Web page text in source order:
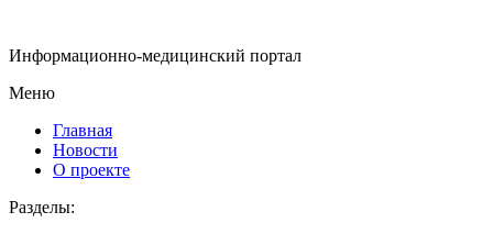
Информационно-медицинский портал
Меню
Главная
Новости
О проекте
Разделы: